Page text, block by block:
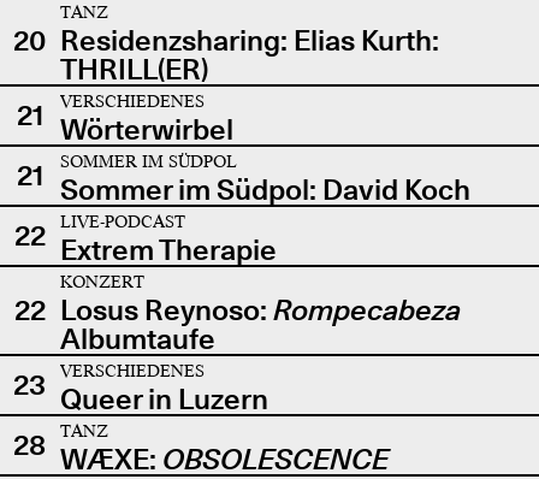
20
TANZ
Residenzsharing: Elias Kurth:
THRILL(ER)
21
VERSCHIEDENES
Wörterwirbel
21
SOMMER IM SÜDPOL
Sommer im Südpol: David Koch
22
LIVE-PODCAST
Extrem Therapie
22
KONZERT
Losus Reynoso: Rompecabeza
Albumtaufe
23
VERSCHIEDENES
Queer in Luzern
28
TANZ
WÆXE: OBSOLESCENCE